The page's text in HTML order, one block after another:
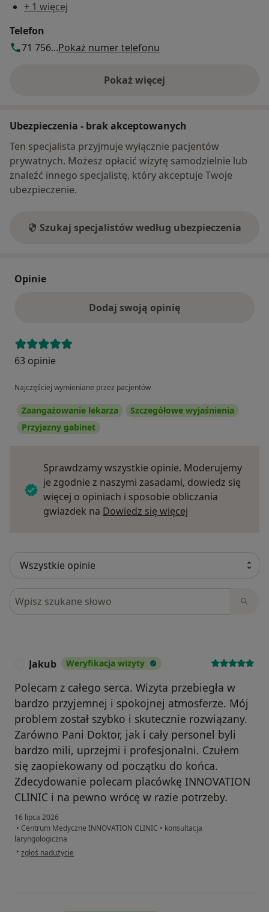
+ 1 więcej
Telefon
71 756...Pokaż numer telefonu
Pokaż więcej
o adresie
Ubezpieczenia - brak akceptowanych
Ten specjalista przyjmuje wyłącznie pacjentów
prywatnych. Możesz opłacić wizytę samodzielnie lub
znaleźć innego specjalistę, który akceptuje Twoje
ubezpieczenie.
Szukaj specjalistów według ubezpieczenia
Opinie
Dodaj swoją opinię
63 opinie
Najczęściej wymieniane przez pacjentów
Zaangażowanie lekarza
Szczegółowe wyjaśnienia
Przyjazny gabinet
Sprawdzamy wszystkie opinie. Moderujemy
je zgodnie z naszymi zasadami, dowiedz się
więcej o opiniach i sposobie obliczania
gwiazdek na Dowiedz się więcej
Szukaj w opiniach
Jakub Weryfikacja wizyty
Polecam z całego serca. Wizyta przebiegła w
bardzo przyjemnej i spokojnej atmosferze. Mój
problem został szybko i skutecznie rozwiązany.
Zarówno Pani Doktor, jak i cały personel byli
bardzo mili, uprzejmi i profesjonalni. Czułem
się zaopiekowany od początku do końca.
Zdecydowanie polecam placówkę INNOVATION
CLINIC i na pewno wrócę w razie potrzeby.
16 lipca 2026
• Centrum Medyczne INNOVATION CLINIC • konsultacja
laryngologiczna
• w opinii użytkownika Jakub
zgłoś nadużycie